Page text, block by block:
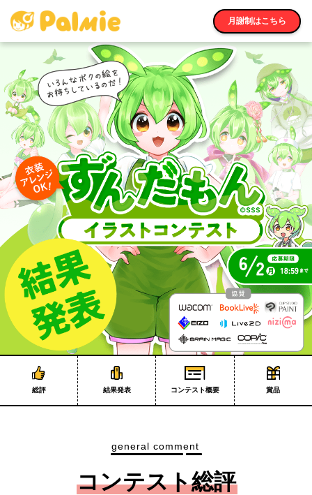
月謝制はこちら
総評 結果発表 コンテスト概要 賞品
general comment
コンテスト総評